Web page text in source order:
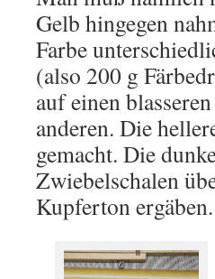
Gelb hingegen
Farbe
(also 200 g
auf einen
anderen. Die
gemacht. Die
Zwiebelschalen
Kupferton ergäben.